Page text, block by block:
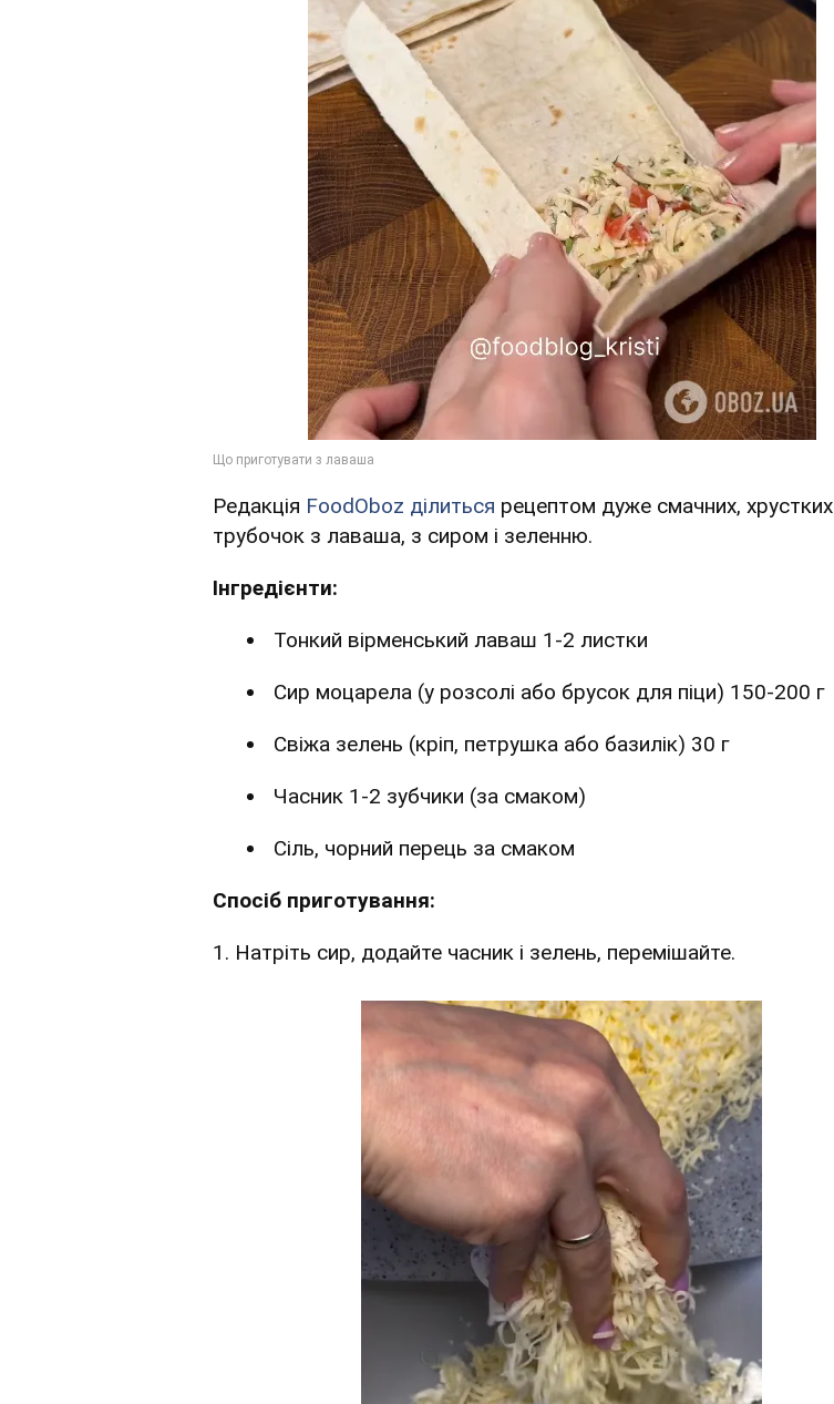
Редакція FoodOboz ділиться рецептом дуже смачних, хрустких
трубочок з лаваша, з сиром і зеленню.
Інгредієнти:
Тонкий вірменський лаваш 1-2 листки
Сир моцарела (у розсолі або брусок для піци) 150-200 г
Свіжа зелень (кріп, петрушка або базилік) 30 г
Часник 1-2 зубчики (за смаком)
Сіль, чорний перець за смаком
Спосіб приготування:
1. Натріть сир, додайте часник і зелень, перемішайте.